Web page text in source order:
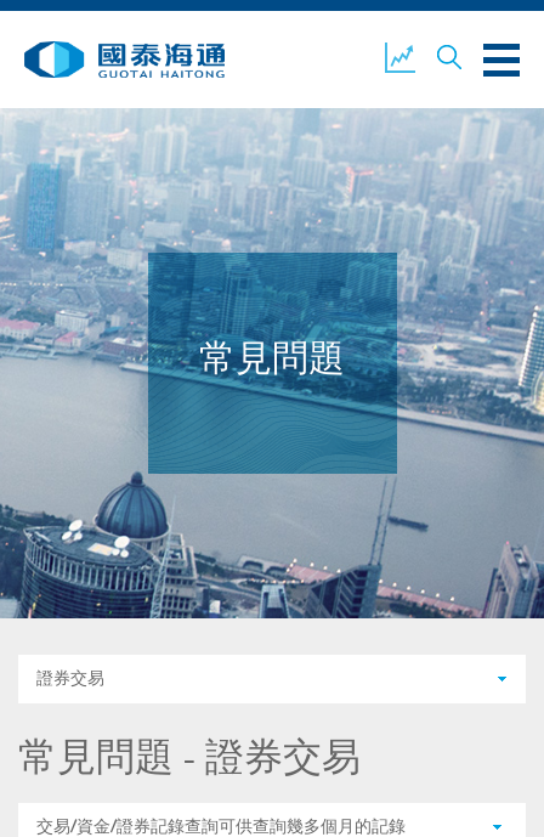
業務概覽 公司新聞
環境、社會及企業管治 國泰海通證券 聯絡我們
常見問題
證券交易
常見問題 - 證券交易
交易/資金/證券記錄查詢可供查詢幾多個月的記錄